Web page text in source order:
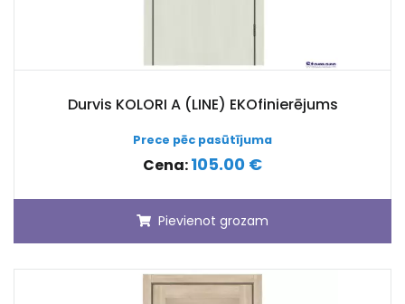
Durvis KOLORI A (LINE) EKOfinierējums
Prece pēc pasūtījuma
Cena:105.00 €
Pievienot grozam